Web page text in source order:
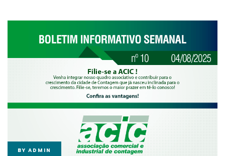
BY ADMIN